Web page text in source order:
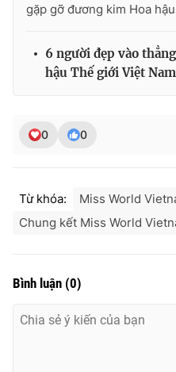
gặp gỡ đương kim Hoa
6 người đẹp vào
hậu Thế giới Việt
0 0
Từ khóa:
Miss World
Chung kết Miss World
Bình luận (0)